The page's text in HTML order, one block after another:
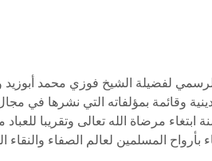
لفضيلة الشيخ فوزي محمد
وقائمة بمؤلفاته التي نشرها في
ابتغاء مرضاة الله تعالى وتقريبا
بأرواح المسلمين لعالم الصفاء